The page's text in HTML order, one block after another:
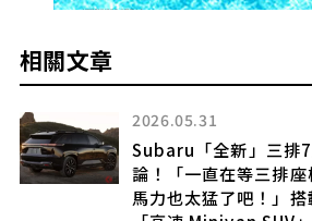
相關文章
2026.05.31
Subaru「全新」三排
論！「一直在等三排
馬力也太猛了吧！」